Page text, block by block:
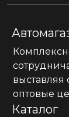
выставляя
оптовые
Каталог